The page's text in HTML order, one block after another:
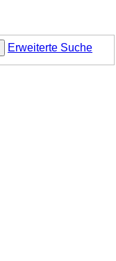
Erweiterte Suche